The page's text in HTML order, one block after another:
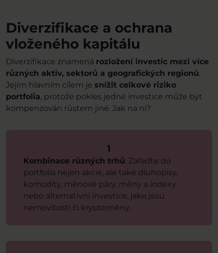
Diverzifikace a ochrana
vloženého kapitálu
Diverzifikace znamená rozložení investic mezi více
různých aktiv, sektorů a geografických regionů.
Jejím hlavním cílem je snížit celkové riziko
portfolia, protože pokles jedné investice může být
kompenzován růstem jiné. Jak na ni?
1
Kombinace různých trhů: Zařaďte do
portfolia nejen akcie, ale také dluhopisy,
komodity, měnové páry, měny a indexy
nebo alternativní investice, jako jsou
nemovitosti či kryptoměny.